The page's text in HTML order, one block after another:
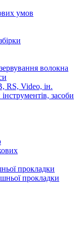
умов
волокна
RS, Video, ін.
засоби
прокладки
прокладки